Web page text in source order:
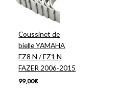
Coussinet de
bielle YAMAHA
FZ8 N / FZ1 N
FAZER 2006-2015
99,00€